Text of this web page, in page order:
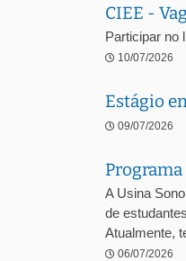
CIEE -
Participar no
10/07/2026
Estágio
09/07/2026
A Usina
de
Atualmente,
06/07/2026